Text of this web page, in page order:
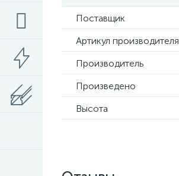
Поставщик
Артикул производителя
Производитель
Произведено
Высота